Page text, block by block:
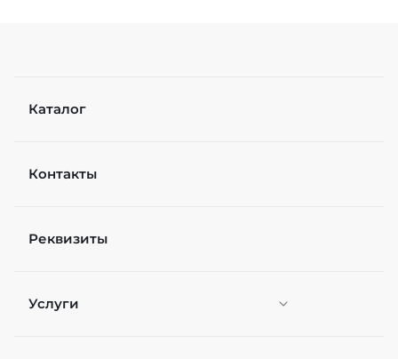
Каталог
Контакты
Реквизиты
Услуги